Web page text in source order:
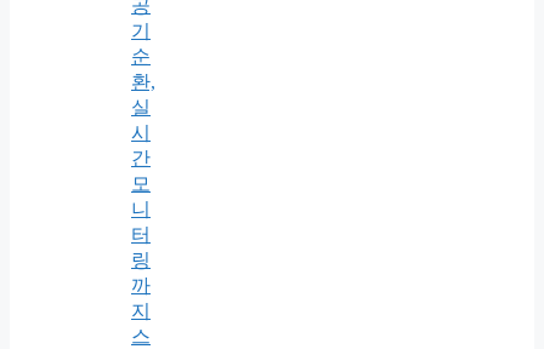
공
기
순
환,
실
시
간
모
니
터
링
까
지
스